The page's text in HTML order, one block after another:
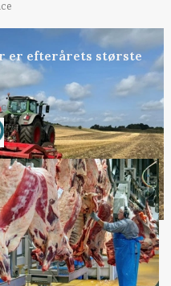
er efterårets største